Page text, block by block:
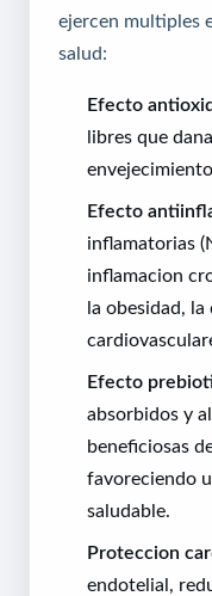
ejercen multiples
salud:
Efecto
libres que
envejecimiento.
Efecto
inflamatorias
inflamacion
la obesidad, la
Efecto
absorbidos y
beneficiosas
favoreciendo
saludable.
Proteccion
endotelial,